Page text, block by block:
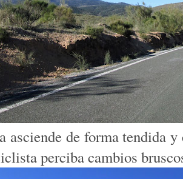
asciende de forma tendida
perciba cambios